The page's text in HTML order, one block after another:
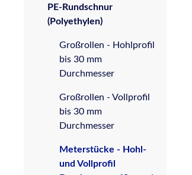
PE-Rundschnur
(Polyethylen)
Großrollen - Hohlprofil
bis 30 mm
Durchmesser
Großrollen - Vollprofil
bis 30 mm
Durchmesser
Meterstücke - Hohl-
und Vollprofil